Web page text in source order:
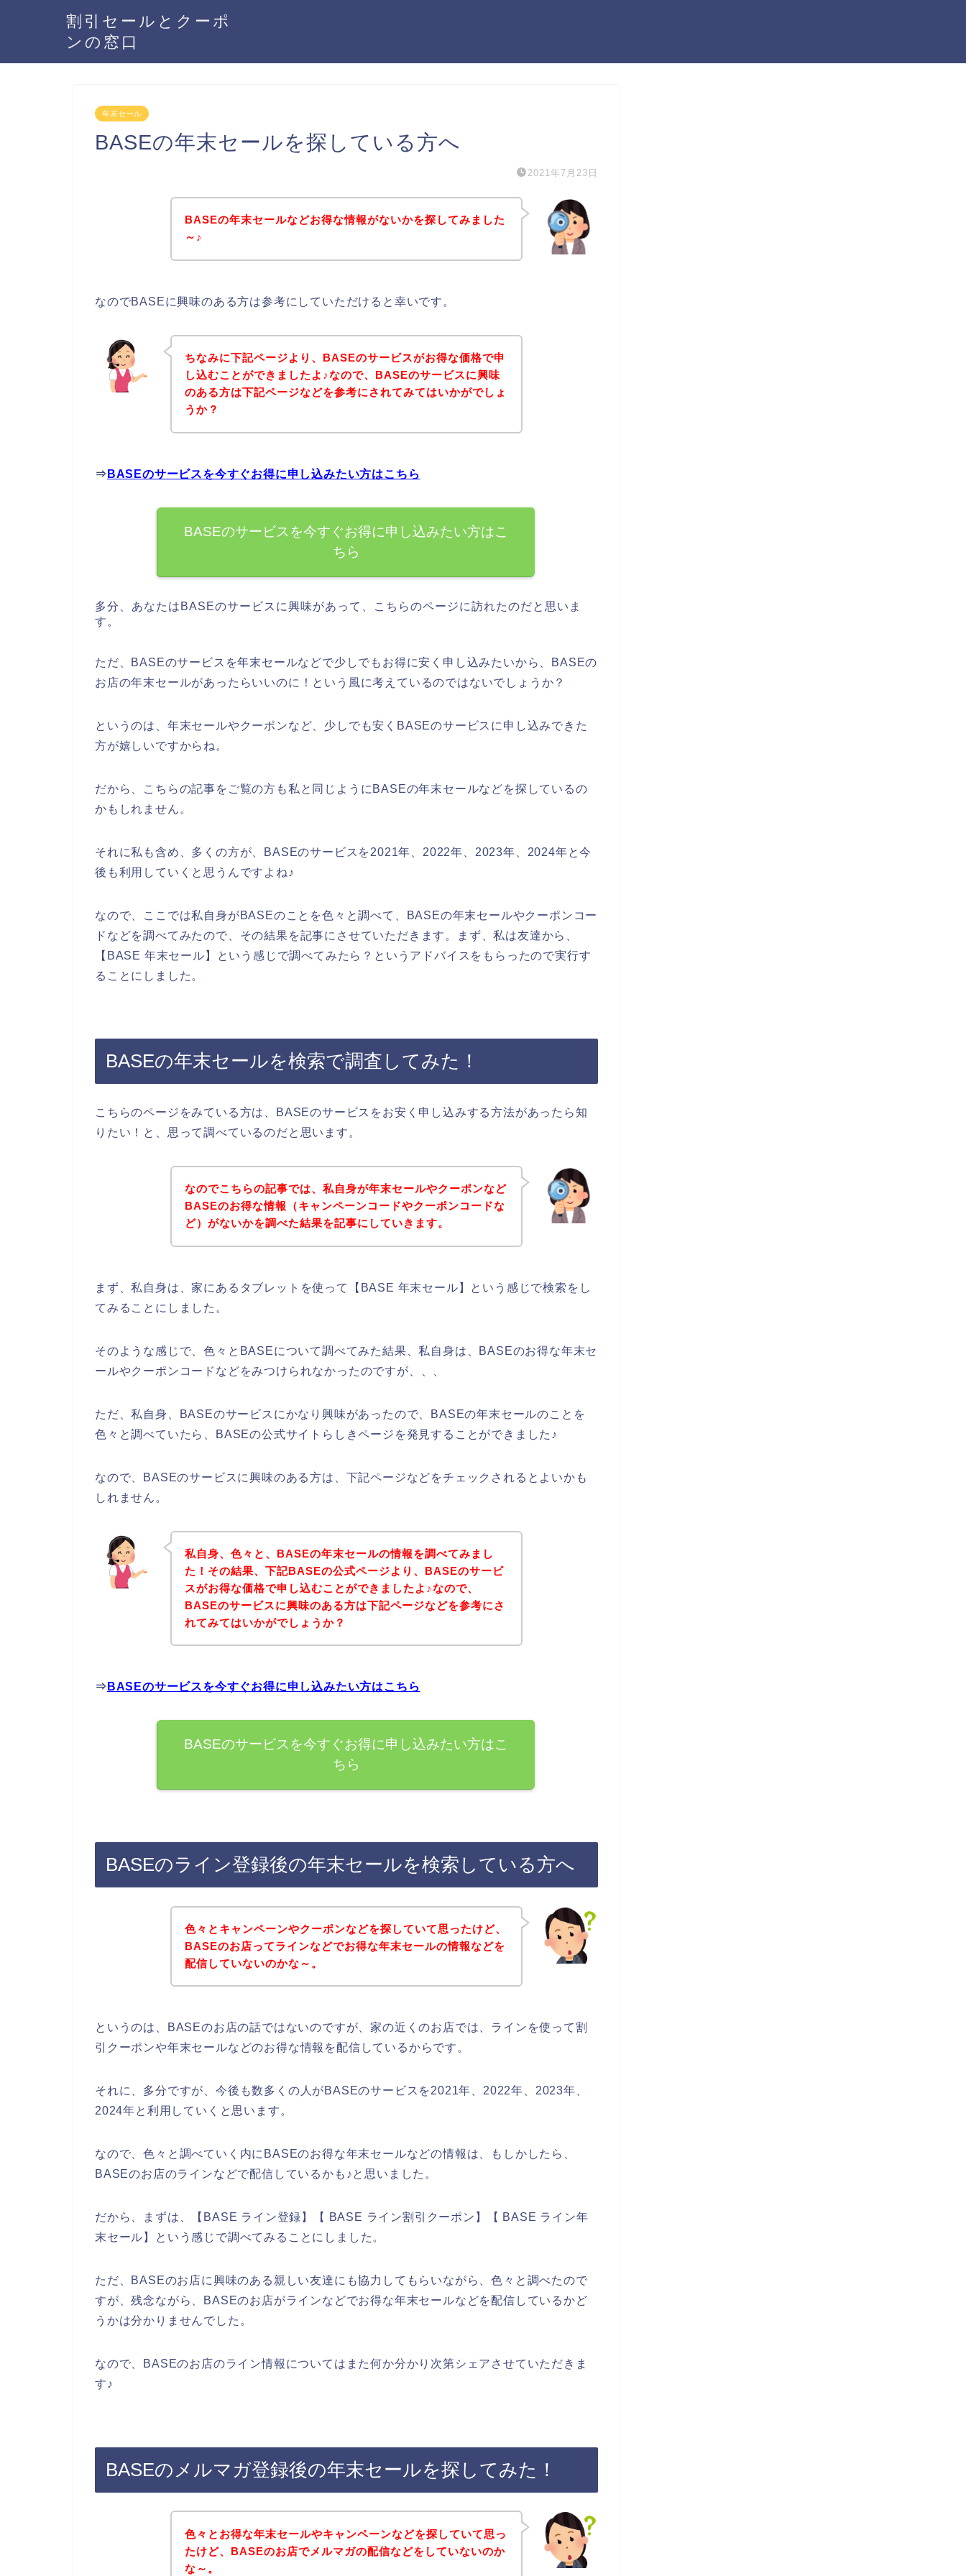
割引セールとクーポ
ンの窓口
年末セール
BASEの年末セールを探している方へ
2021年7月23日
BASEの年末セールなどお得な情報がないかを探してみました
～♪
なのでBASEに興味のある方は参考にしていただけると幸いです。
ちなみに下記ページより、BASEのサービスがお得な価格で申
し込むことができましたよ♪なので、BASEのサービスに興味
のある方は下記ページなどを参考にされてみてはいかがでしょ
うか？
⇒ BASEのサービスを今すぐお得に申し込みたい方はこちら
BASEのサービスを今すぐお得に申し込みたい方はこ
ちら
多分、あなたはBASEのサービスに興味があって、こちらのページに訪れたのだと思いま
す。
ただ、BASEのサービスを年末セールなどで少しでもお得に安く申し込みたいから、BASEの
お店の年末セールがあったらいいのに！という風に考えているのではないでしょうか？
というのは、年末セールやクーポンなど、少しでも安くBASEのサービスに申し込みできた
方が嬉しいですからね。
だから、こちらの記事をご覧の方も私と同じようにBASEの年末セールなどを探しているの
かもしれません。
それに私も含め、多くの方が、BASEのサービスを2021年、2022年、2023年、2024年と今
後も利用していくと思うんですよね♪
なので、ここでは私自身がBASEのことを色々と調べて、BASEの年末セールやクーポンコー
ドなどを調べてみたので、その結果を記事にさせていただきます。まず、私は友達から、
【BASE 年末セール】という感じで調べてみたら？というアドバイスをもらったので実行す
ることにしました。
BASEの年末セールを検索で調査してみた！
こちらのページをみている方は、BASEのサービスをお安く申し込みする方法があったら知
りたい！と、思って調べているのだと思います。
なのでこちらの記事では、私自身が年末セールやクーポンなど
BASEのお得な情報（キャンペーンコードやクーポンコードな
ど）がないかを調べた結果を記事にしていきます。
まず、私自身は、家にあるタブレットを使って【BASE 年末セール】という感じで検索をし
てみることにしました。
そのような感じで、色々とBASEについて調べてみた結果、私自身は、BASEのお得な年末セ
ールやクーポンコードなどをみつけられなかったのですが、、、
ただ、私自身、BASEのサービスにかなり興味があったので、BASEの年末セールのことを
色々と調べていたら、BASEの公式サイトらしきページを発見することができました♪
なので、BASEのサービスに興味のある方は、下記ページなどをチェックされるとよいかも
しれません。
私自身、色々と、BASEの年末セールの情報を調べてみまし
た！その結果、下記BASEの公式ページより、BASEのサービ
スがお得な価格で申し込むことができましたよ♪なので、
BASEのサービスに興味のある方は下記ページなどを参考にさ
れてみてはいかがでしょうか？
⇒ BASEのサービスを今すぐお得に申し込みたい方はこちら
BASEのサービスを今すぐお得に申し込みたい方はこ
ちら
BASEのライン登録後の年末セールを検索している方へ
色々とキャンペーンやクーポンなどを探していて思ったけど、
BASEのお店ってラインなどでお得な年末セールの情報などを
配信していないのかな～。
というのは、BASEのお店の話ではないのですが、家の近くのお店では、ラインを使って割
引クーポンや年末セールなどのお得な情報を配信しているからです。
それに、多分ですが、今後も数多くの人がBASEのサービスを2021年、2022年、2023年、
2024年と利用していくと思います。
なので、色々と調べていく内にBASEのお得な年末セールなどの情報は、もしかしたら、
BASEのお店のラインなどで配信しているかも♪と思いました。
だから、まずは、【BASE ライン登録】【 BASE ライン割引クーポン】【 BASE ライン年
末セール】という感じで調べてみることにしました。
ただ、BASEのお店に興味のある親しい友達にも協力してもらいながら、色々と調べたので
すが、残念ながら、BASEのお店がラインなどでお得な年末セールなどを配信しているかど
うかは分かりませんでした。
なので、BASEのお店のライン情報についてはまた何か分かり次第シェアさせていただきま
す♪
BASEのメルマガ登録後の年末セールを探してみた！
色々とお得な年末セールやキャンペーンなどを探していて思っ
たけど、BASEのお店でメルマガの配信などをしていないのか
な～。